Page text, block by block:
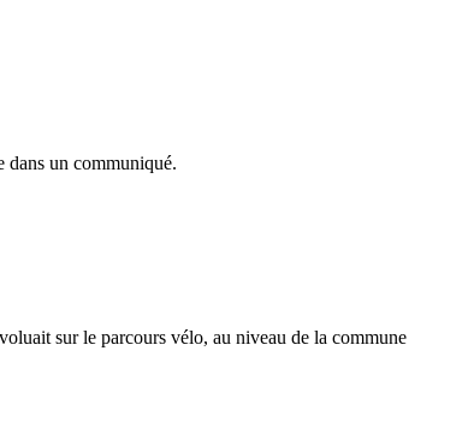
dans un communiqué.
sur le parcours vélo, au niveau de la commune